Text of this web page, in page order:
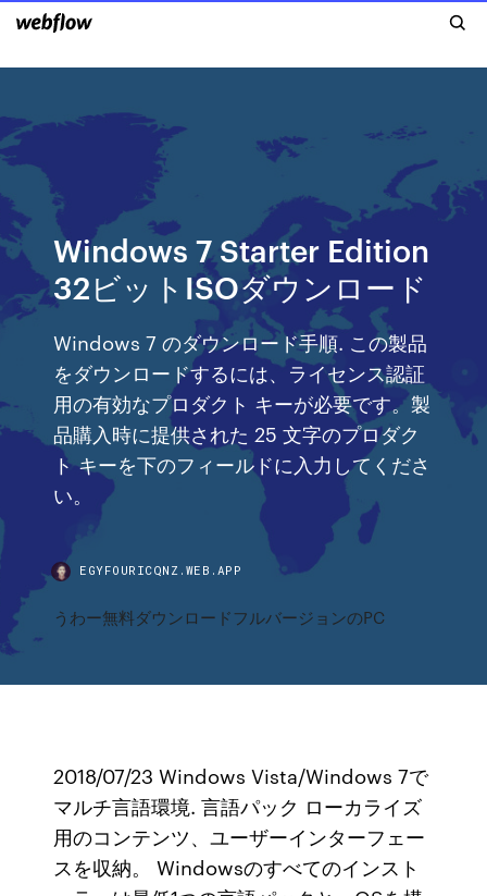
Windows 7 Starter Edition
32ビットISOダウンロード
Windows 7 のダウンロード手順. この製品
をダウンロードするには、ライセンス認証
用の有効なプロダクト キーが必要です。製
品購入時に提供された 25 文字のプロダク
ト キーを下のフィールドに入力してくださ
い。
EGYFOURICQNZ.WEB.APP
うわー無料ダウンロードフルバージョンのPC
2018/07/23 Windows Vista/Windows 7で
マルチ言語環境. 言語パック ローカライズ
用のコンテンツ、ユーザーインターフェー
スを収納。 Windowsのすべてのインスト